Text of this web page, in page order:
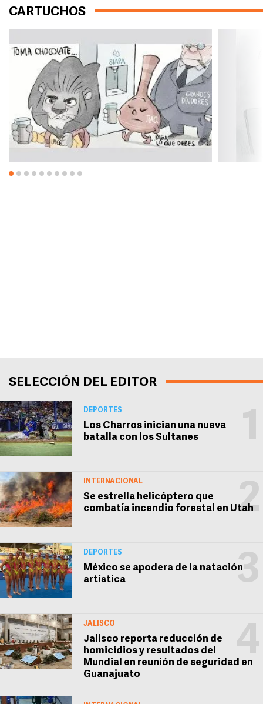
CARTUCHOS
SELECCIÓN DEL EDITOR
1
DEPORTES
Los Charros inician una nueva
batalla con los Sultanes
2
INTERNACIONAL
Se estrella helicóptero que
combatía incendio forestal en Utah
3
DEPORTES
México se apodera de la natación
artística
4
JALISCO
Jalisco reporta reducción de
homicidios y resultados del
Mundial en reunión de seguridad en
Guanajuato